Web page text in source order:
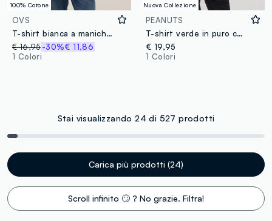
100% Cotone
OVS
T-shirt bianca a maniche corte in puro cotone regular fit
€ 16,95-30%€ 11,86
1 Colori
Nuova Collezione
PEANUTS
T-shirt verde in puro cotone con stampa Peanuts relaxed fit
€ 19,95
1 Colori
Stai visualizzando 24 di 527 prodotti
Carica più prodotti (24)
Scroll infinito 🙄 ? No grazie. Filtra!